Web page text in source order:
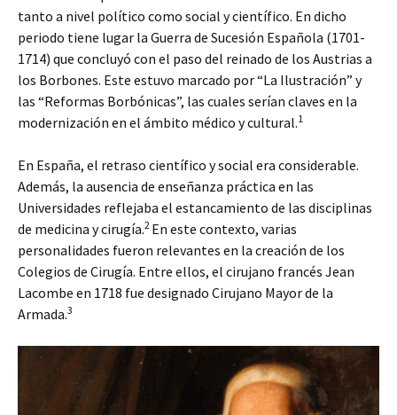
tanto a nivel político como social y científico. En dicho
periodo tiene lugar la Guerra de Sucesión Española (1701-
1714) que concluyó con el paso del reinado de los Austrias a
los Borbones. Este estuvo marcado por “La Ilustración” y
las “Reformas Borbónicas”, las cuales serían claves en la
modernización en el ámbito médico y cultural.1
En España, el retraso científico y social era considerable.
Además, la ausencia de enseñanza práctica en las
Universidades reflejaba el estancamiento de las disciplinas
de medicina y cirugía.2 En este contexto, varias
personalidades fueron relevantes en la creación de los
Colegios de Cirugía. Entre ellos, el cirujano francés Jean
Lacombe en 1718 fue designado Cirujano Mayor de la
Armada.3